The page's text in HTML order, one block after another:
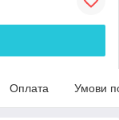
Оплата Умови